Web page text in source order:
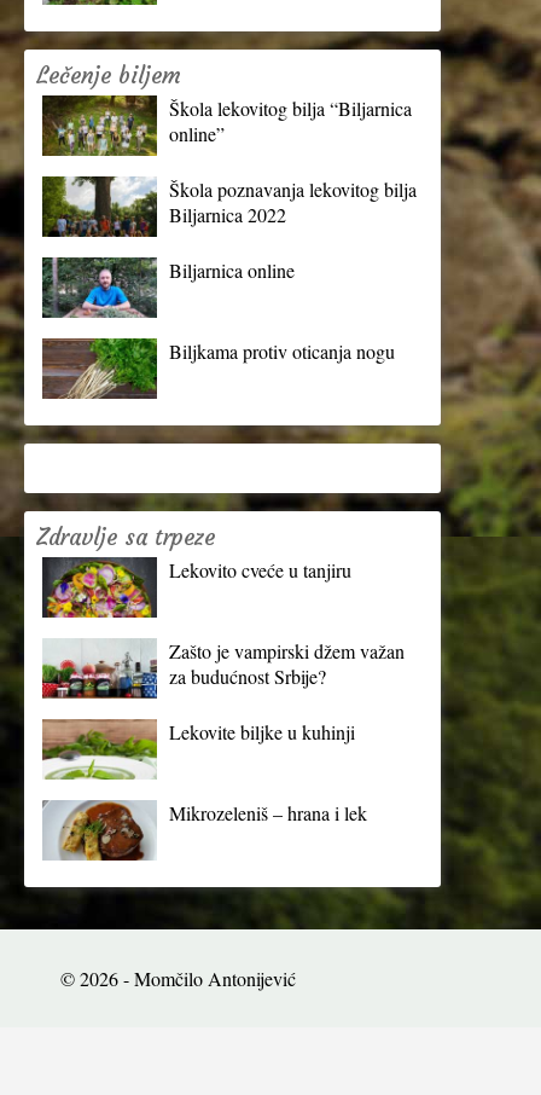
Lečenje biljem
Škola lekovitog bilja “Biljarnica
online”
Škola poznavanja lekovitog bilja
Biljarnica 2022
Biljarnica online
Biljkama protiv oticanja nogu
Zdravlje sa trpeze
Lekovito cveće u tanjiru
Zašto je vampirski džem važan
za budućnost Srbije?
Lekovite biljke u kuhinji
Mikrozeleniš – hrana i lek
© 2026 - Momčilo Antonijević